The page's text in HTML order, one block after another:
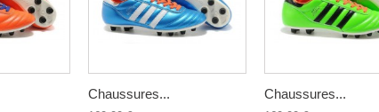
Chaussures... Chaussures...